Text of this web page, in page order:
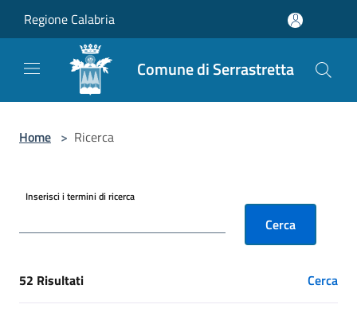
Regione Calabria
Comune di Serrastretta
Home > Ricerca
Inserisci i termini di ricerca
Cerca
[results] Risultati
52 Risultati Cerca